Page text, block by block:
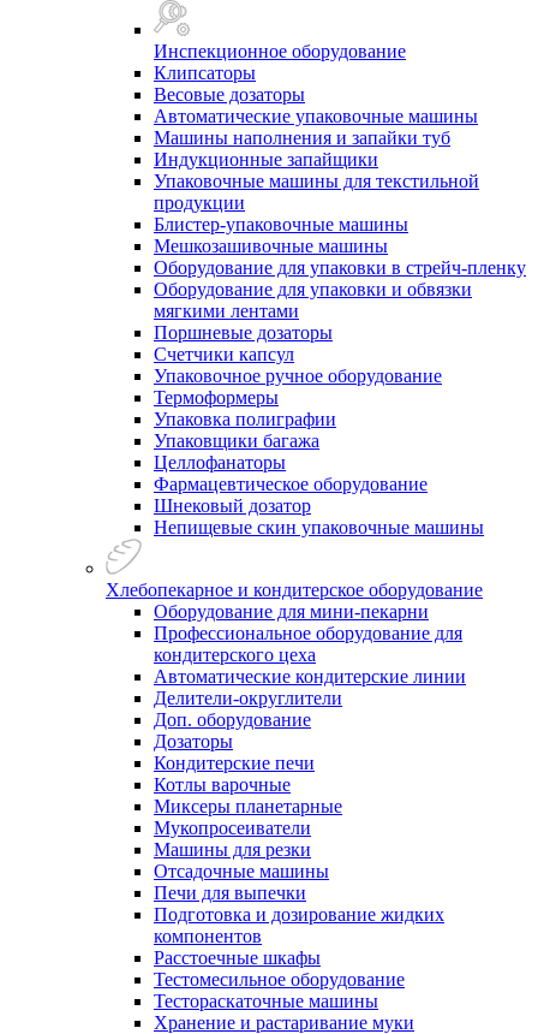
Инспекционное оборудование
Клипсаторы
Весовые дозаторы
Автоматические упаковочные машины
Машины наполнения и запайки туб
Индукционные запайщики
Упаковочные машины для текстильной
продукции
Блистер-упаковочные машины
Мешкозашивочные машины
Оборудование для упаковки в стрейч-пленку
Оборудование для упаковки и обвязки
мягкими лентами
Поршневые дозаторы
Счетчики капсул
Упаковочное ручное оборудование
Термоформеры
Упаковка полиграфии
Упаковщики багажа
Целлофанаторы
Фармацевтическое оборудование
Шнековый дозатор
Непищевые скин упаковочные машины
Хлебопекарное и кондитерское оборудование
Оборудование для мини-пекарни
Профессиональное оборудование для
кондитерского цеха
Автоматические кондитерские линии
Делители-округлители
Доп. оборудование
Дозаторы
Кондитерские печи
Котлы варочные
Миксеры планетарные
Мукопросеиватели
Машины для резки
Отсадочные машины
Печи для выпечки
Подготовка и дозирование жидких
компонентов
Расстоечные шкафы
Тестомесильное оборудование
Тестораскаточные машины
Хранение и растаривание муки